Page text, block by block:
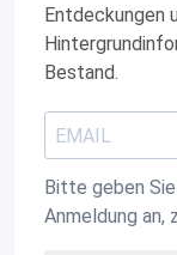
Entdeckungen
Bestand.
Bitte geben
Anmeldung an,